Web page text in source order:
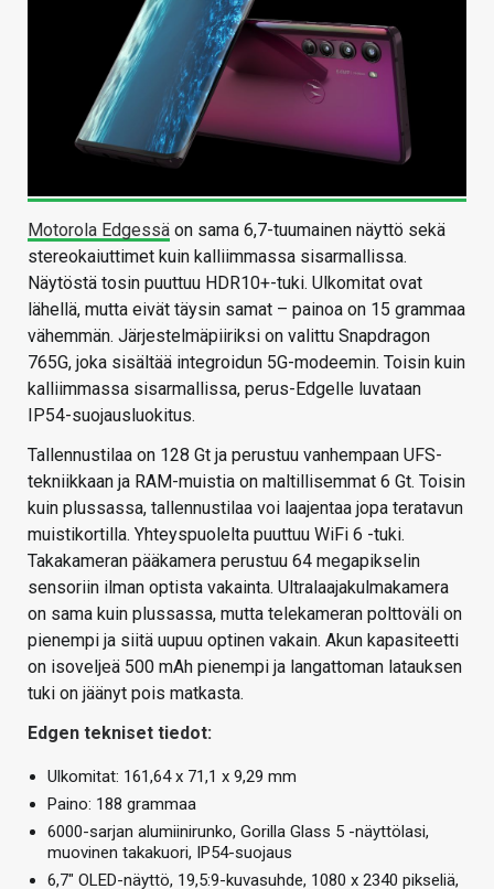
Motorola Edgessä on sama 6,7-tuumainen näyttö sekä
stereokaiuttimet kuin kalliimmassa sisarmallissa.
Näytöstä tosin puuttuu HDR10+-tuki. Ulkomitat ovat
lähellä, mutta eivät täysin samat – painoa on 15 grammaa
vähemmän. Järjestelmäpiiriksi on valittu Snapdragon
765G, joka sisältää integroidun 5G-modeemin. Toisin kuin
kalliimmassa sisarmallissa, perus-Edgelle luvataan
IP54-suojausluokitus.
Tallennustilaa on 128 Gt ja perustuu vanhempaan UFS-
tekniikkaan ja RAM-muistia on maltillisemmat 6 Gt. Toisin
kuin plussassa, tallennustilaa voi laajentaa jopa teratavun
muistikortilla. Yhteyspuolelta puuttuu WiFi 6 -tuki.
Takakameran pääkamera perustuu 64 megapikselin
sensoriin ilman optista vakainta. Ultralaajakulmakamera
on sama kuin plussassa, mutta telekameran polttoväli on
pienempi ja siitä uupuu optinen vakain. Akun kapasiteetti
on isoveljeä 500 mAh pienempi ja langattoman latauksen
tuki on jäänyt pois matkasta.
Edgen tekniset tiedot:
Ulkomitat: 161,64 x 71,1 x 9,29 mm
Paino: 188 grammaa
6000-sarjan alumiinirunko, Gorilla Glass 5 -näyttölasi,
muovinen takakuori, IP54-suojaus
6,7″ OLED-näyttö, 19,5:9-kuvasuhde, 1080 x 2340 pikseliä,